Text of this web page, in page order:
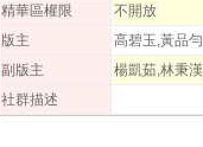
精華區權限
不開放
版主
高碧玉,黃品
副版主
楊凱茹,林秉漢
社群描述